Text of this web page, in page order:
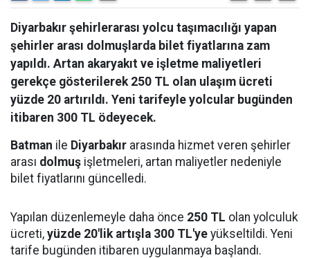
Diyarbakır şehirlerarası yolcu taşımacılığı yapan
şehirler arası dolmuşlarda bilet fiyatlarına zam
yapıldı. Artan akaryakıt ve işletme maliyetleri
gerekçe gösterilerek 250 TL olan ulaşım ücreti
yüzde 20 artırıldı. Yeni tarifeyle yolcular bugünden
itibaren 300 TL ödeyecek.
Batman ile Diyarbakır arasında hizmet veren şehirler
arası dolmuş işletmeleri, artan maliyetler nedeniyle
bilet fiyatlarını güncelledi.
Yapılan düzenlemeyle daha önce 250 TL olan yolculuk
ücreti, yüzde 20'lik artışla 300 TL'ye yükseltildi. Yeni
tarife bugünden itibaren uygulanmaya başlandı.